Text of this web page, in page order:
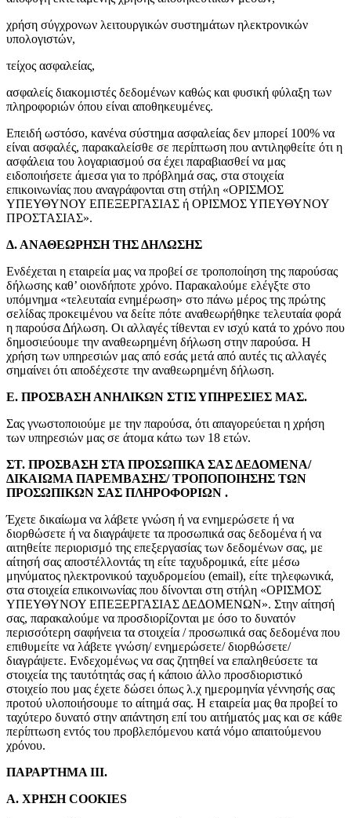
χρήση σύγχρονων λειτουργικών συστημάτων ηλεκτρονικών
υπολογιστών,
τείχος ασφαλείας,
ασφαλείς διακομιστές δεδομένων καθώς και φυσική φύλαξη των
πληροφοριών όπου είναι αποθηκευμένες.
Επειδή ωστόσο, κανένα σύστημα ασφαλείας δεν μπορεί 100% να
είναι ασφαλές, παρακαλείσθε σε περίπτωση που αντιληφθείτε ότι η
ασφάλεια του λογαριασμού σα έχει παραβιασθεί να μας
ειδοποιήσετε άμεσα για το πρόβλημά σας, στα στοιχεία
επικοινωνίας που αναγράφονται στη στήλη «ΟΡΙΣΜΟΣ
ΥΠΕΥΘΥΝΟΥ ΕΠΕΞΕΡΓΑΣΙΑΣ ή ΟΡΙΣΜΟΣ ΥΠΕΥΘΥΝΟΥ
ΠΡΟΣΤΑΣΙΑΣ».
Δ. ΑΝΑΘΕΩΡΗΣΗ ΤΗΣ ΔΗΛΩΣΗΣ
Ενδέχεται η εταιρεία μας να προβεί σε τροποποίηση της παρούσας
δήλωσης καθ’ οιονδήποτε χρόνο. Παρακαλούμε ελέγξτε στο
υπόμνημα «τελευταία ενημέρωση» στο πάνω μέρος της πρώτης
σελίδας προκειμένου να δείτε πότε αναθεωρήθηκε τελευταία φορά
η παρούσα Δήλωση. Οι αλλαγές τίθενται εν ισχύ κατά το χρόνο που
δημοσιεύουμε την αναθεωρημένη δήλωση στην παρούσα. Η
χρήση των υπηρεσιών μας από εσάς μετά από αυτές τις αλλαγές
σημαίνει ότι αποδέχεστε την αναθεωρημένη δήλωση.
Ε. ΠΡΟΣΒΑΣΗ ΑΝΗΛΙΚΩΝ ΣΤΙΣ ΥΠΗΡΕΣΙΕΣ ΜΑΣ.
Σας γνωστοποιούμε με την παρούσα, ότι απαγορεύεται η χρήση
των υπηρεσιών μας σε άτομα κάτω των 18 ετών.
ΣΤ. ΠΡΟΣΒΑΣΗ ΣΤΑ ΠΡΟΣΩΠΙΚΑ ΣΑΣ ΔΕΔΟΜΕΝΑ/
ΔΙΚΑΙΩΜΑ ΠΑΡΕΜΒΑΣΗΣ/ ΤΡΟΠΟΠΟΙΗΣΗΣ ΤΩΝ
ΠΡΟΣΩΠΙΚΩΝ ΣΑΣ ΠΛΗΡΟΦΟΡΙΩΝ .
Έχετε δικαίωμα να λάβετε γνώση ή να ενημερώσετε ή να
διορθώσετε ή να διαγράψετε τα προσωπικά σας δεδομένα ή να
αιτηθείτε περιορισμό της επεξεργασίας των δεδομένων σας, με
αίτησή σας αποστέλλοντάς τη είτε ταχυδρομικά, είτε μέσω
μηνύματος ηλεκτρονικού ταχυδρομείου (email), είτε τηλεφωνικά,
στα στοιχεία επικοινωνίας που δίνονται στη στήλη «ΟΡΙΣΜΟΣ
ΥΠΕΥΘΥΝΟΥ ΕΠΕΞΕΡΓΑΣΙΑΣ ΔΕΔΟΜΕΝΩΝ». Στην αίτησή
σας, παρακαλούμε να προσδιορίζονται με όσο το δυνατόν
περισσότερη σαφήνεια τα στοιχεία / προσωπικά σας δεδομένα που
επιθυμείτε να λάβετε γνώση/ ενημερώσετε/ διορθώσετε/
διαγράψετε. Ενδεχομένως να σας ζητηθεί να επαληθεύσετε τα
στοιχεία της ταυτότητάς σας ή κάποιο άλλο προσδιοριστικό
στοιχείο που μας έχετε δώσει όπως λ.χ ημερομηνία γέννησής σας
προτού υλοποιήσουμε το αίτημά σας. Η εταιρεία μας θα προβεί το
ταχύτερο δυνατό στην απάντηση επί του αιτήματός μας και σε κάθε
περίπτωση εντός του προβλεπόμενου κατά νόμο απαιτούμενου
χρόνου.
ΠΑΡΑΡΤΗΜΑ ΙΙΙ.
Α. ΧΡΗΣΗ COOKIES